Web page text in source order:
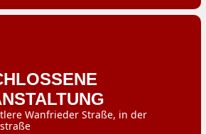
Wanfrieder Straße, in der